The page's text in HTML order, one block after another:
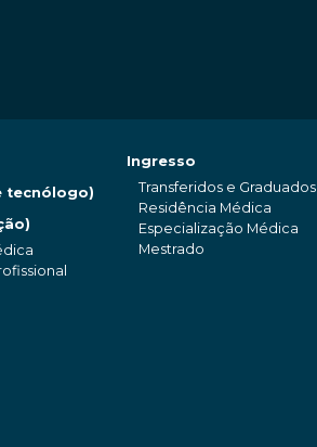
tecnólogo)
Ingresso
Transferidos e Graduados
Residência Médica
Especialização Médica
Mestrado